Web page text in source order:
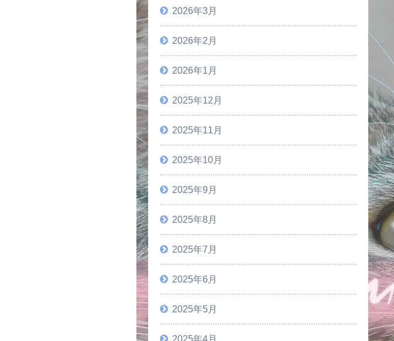
2026年3月
2026年2月
2026年1月
2025年12月
2025年11月
2025年10月
2025年9月
2025年8月
2025年7月
2025年6月
2025年5月
2025年4月